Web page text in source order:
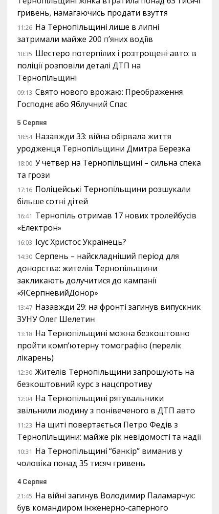
гривень, намагаючись продати взуття
11:26 На Тернопільщині лише в липні
затримали майже 200 п’яних водіїв
10:35 Шестеро потерпілих і розтрощені авто: в
поліції розповіли деталі ДТП на
Тернопільщині
09:13 Свято нового врожаю: Преображення
Господнє або Яблучний Спас
5 Серпня
18:54 Назавжди 33: війна обірвала життя
уродженця Тернопільщини Дмитра Березка
18:00 У четвер на Тернопільщині – сильна спека
та грози
17:16 Поліцейські Тернопільщини розшукали
більше сотні дітей
16:41 Тернопіль отримав 17 нових тролейбусів
«Електрон»
16:03 Ісус Христос Українець?
14:30 Серпень – найскладніший період для
донорства: жителів Тернопільщини
закликають долучитися до кампанії
«ЯСерпневийДонор»
13:47 Назавжди 29: на фронті загинув випускник
ЗУНУ Олег Шелетин
13:18 На Тернопільщині можна безкоштовно
пройти комп’ютерну томографію (перелік
лікарень)
12:30 Жителів Тернопільщини запрошують на
безкоштовний курс з нацспротиву
12:04 На Тернопільщині рятувальники
звільнили людину з понівеченого в ДТП авто
11:23 На щиті повертається Петро Федів з
Тернопільщини: майже рік невідомості та надії
10:31 На Тернопільщині “банкір” виманив у
чоловіка понад 35 тисяч гривень
4 Серпня
21:45 На війні загинув Володимир Паламарчук:
був командиром інженерно-саперного